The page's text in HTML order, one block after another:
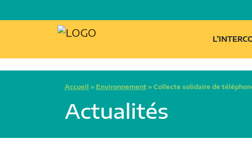
Accueil » Environnement» Collecte solidaire de
Actualités